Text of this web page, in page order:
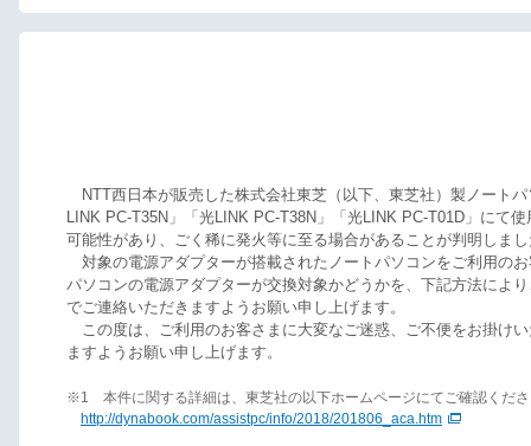
NTT西日本が販売した株式会社東芝（以下、東芝社）製ノート
LINK PC-T35N」「光LINK PC-T38N」「光LINK PC-T01D」にて
可能性があり、ごく稀に発火等に至る場合があることが判明しま
対象の電源アダプターが搭載されたノートパソコンをご利用の
パソコンの電源アダプターが交換対象かどうかを、下記方法によ
でご連絡いただきますようお願い申し上げます。
この度は、ご利用のお客さまに大変なご迷惑、ご不便をお掛け
ますようお願い申し上げます。
※1 本件に関する詳細は、東芝社の以下ホームページにてご確認くだ
http://dynabook.com/assistpc/info/2018/201806_aca.htm